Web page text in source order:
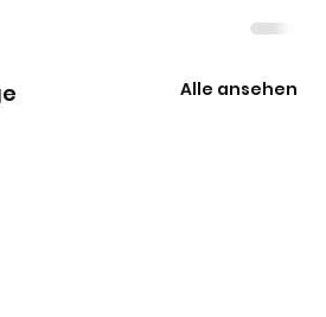
Alle ansehen